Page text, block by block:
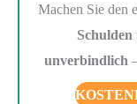
Machen Sie den
Schulden
unverbindlich